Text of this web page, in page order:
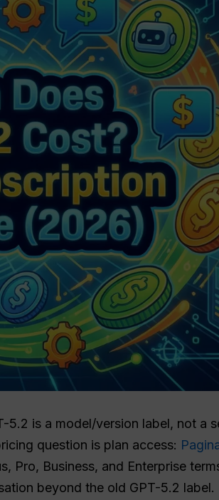
5.2 is a model/version label, not a
question is plan access:
Pro, Business, and Enterprise
beyond the old GPT-5.2